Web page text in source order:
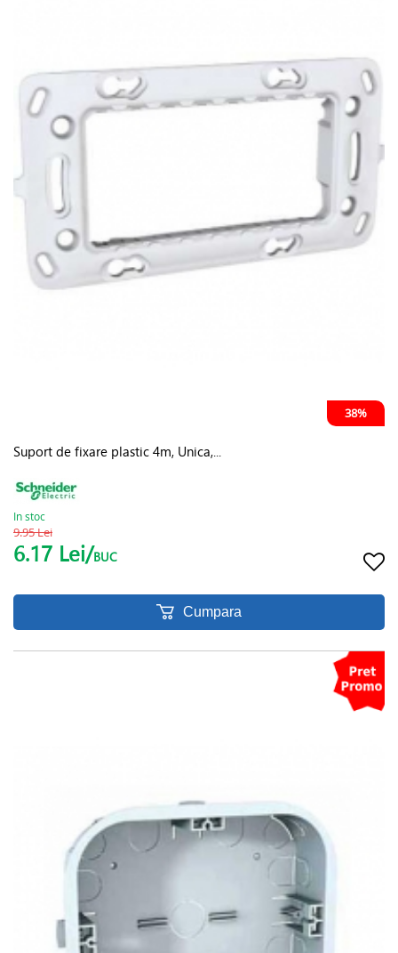
38%
Suport de fixare plastic 4m, Unica,...
In stoc
9.95 Lei
6.17 Lei/BUC
Cumpara